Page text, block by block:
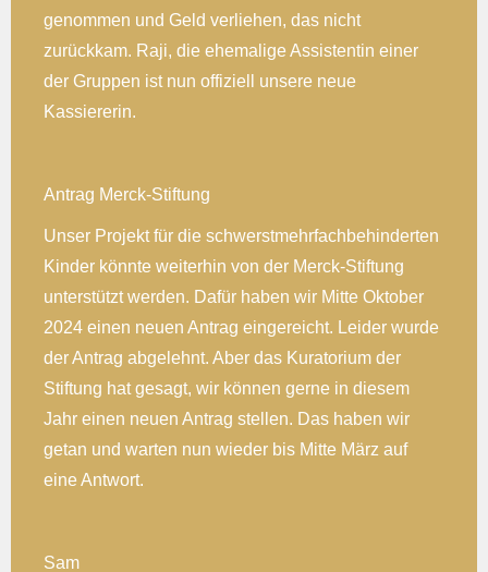
genommen und Geld verliehen, das nicht
zurückkam. Raji, die ehemalige Assistentin einer
der Gruppen ist nun offiziell unsere neue
Kassiererin.
Antrag Merck-Stiftung
Unser Projekt für die schwerstmehrfachbehinderten
Kinder könnte weiterhin von der Merck-Stiftung
unterstützt werden. Dafür haben wir Mitte Oktober
2024 einen neuen Antrag eingereicht. Leider wurde
der Antrag abgelehnt. Aber das Kuratorium der
Stiftung hat gesagt, wir können gerne in diesem
Jahr einen neuen Antrag stellen. Das haben wir
getan und warten nun wieder bis Mitte März auf
eine Antwort.
Sam